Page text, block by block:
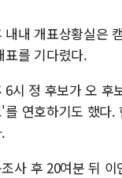
내내 개표상황실은
표를 기다렸다.
6시 정 후보가 오 후
를 연호하기도 했다
사 후 20여분 뒤